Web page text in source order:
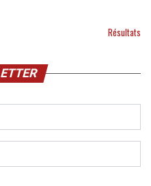
Résultats